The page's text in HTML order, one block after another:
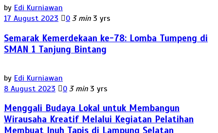
by Edi Kurniawan
17 August 2023
0 3 min 3 yrs
Semarak Kemerdekaan ke-78: Lomba Tumpeng di
SMAN 1 Tanjung Bintang
by Edi Kurniawan
8 August 2023
0 3 min 3 yrs
Menggali Budaya Lokal untuk Membangun
Wirausaha Kreatif Melalui Kegiatan Pelatihan
Membuat Inuh Tapis di Lampung Selatan